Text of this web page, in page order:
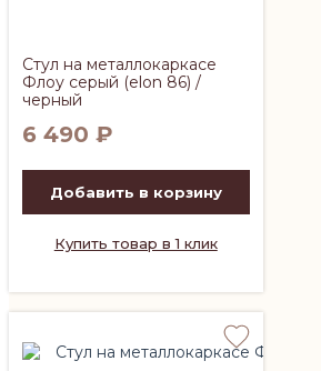
Стул на металлокаркасе
Флоу серый (elon 86) /
черный
6 490 ₽
Добавить в корзину
Купить товар в 1 клик